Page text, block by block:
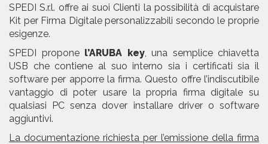
SPEDI S.r.l. offre ai suoi Clienti la possibilità di acquistare
Kit per Firma Digitale personalizzabili secondo le proprie
esigenze.
SPEDI propone l’ARUBA key, una semplice chiavetta
USB che contiene al suo interno sia i certificati sia il
software per apporre la firma. Questo offre l’indiscutibile
vantaggio di poter usare la propria firma digitale su
qualsiasi PC senza dover installare driver o software
aggiuntivi.
La documentazione richiesta per l’emissione della firma